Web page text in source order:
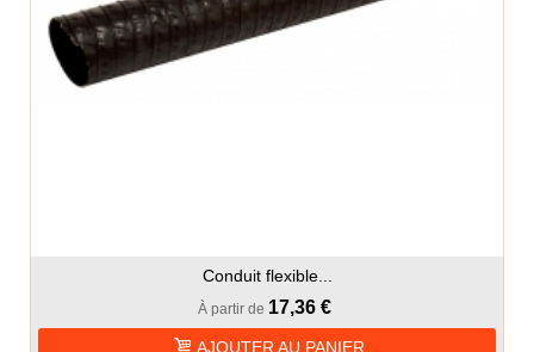
Conduit flexible...
À partir de 17,36 €
AJOUTER AU PANIER